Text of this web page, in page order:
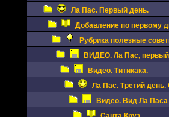
Ла Пас. Первый день.
Добавление по первому
Рубрика полезные
ВИДЕО. Ла Пас, первый
Видео. Титикака.
Ла Пас. Третий день.
Видео. Вид Ла